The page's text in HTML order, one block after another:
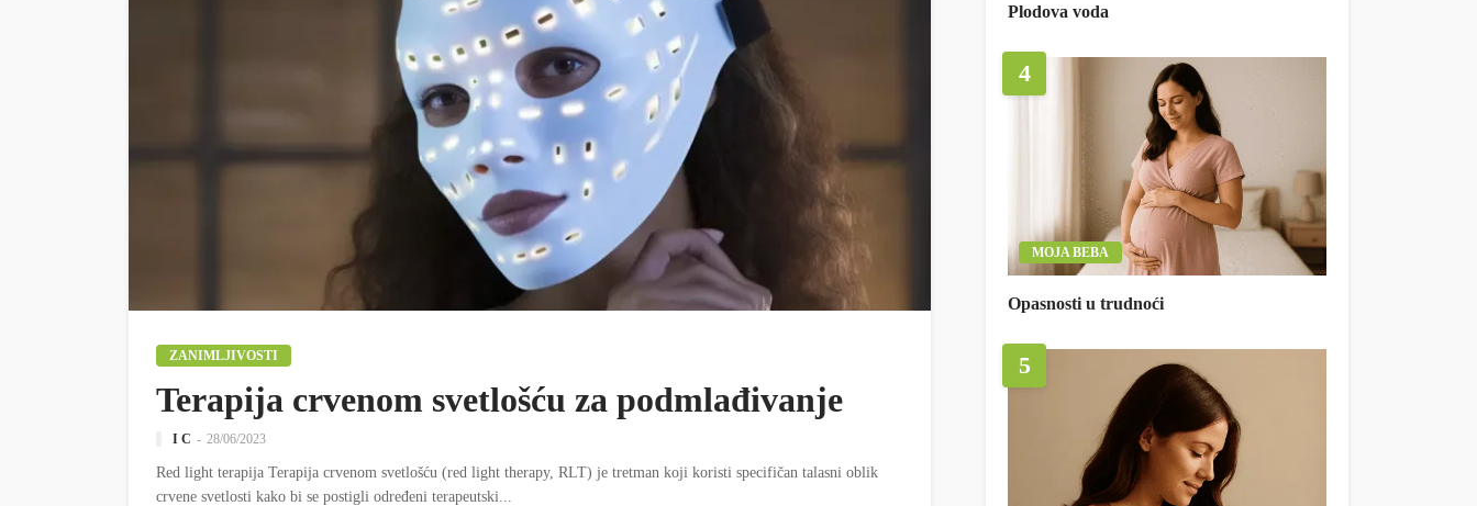
ZANIMLJIVOSTI
Terapija crvenom svetlošću za podmlađivanje
I C 28/06/2023
Red light terapija Terapija crvenom svetlošću (red light therapy, RLT) je tretman koji koristi specifičan talasni oblik
crvene svetlosti kako bi se postigli određeni terapeutski...
Plodova voda
4
MOJA BEBA
Opasnosti u trudnoći
5